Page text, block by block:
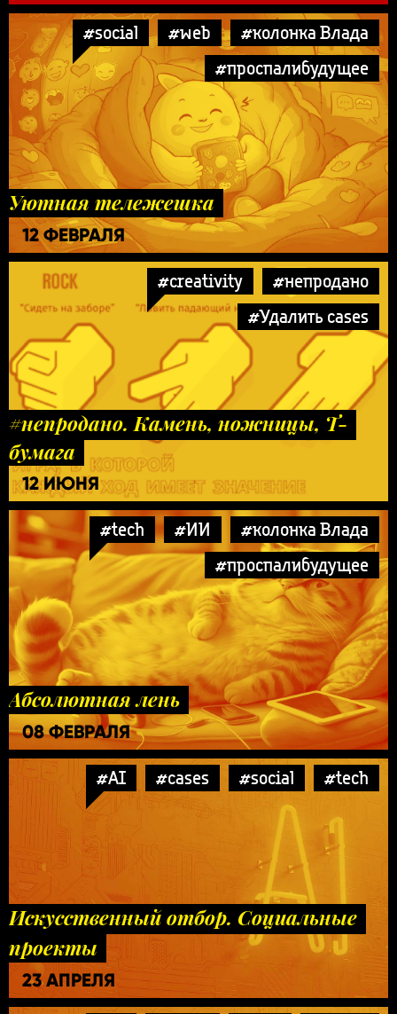
#social #web
#колонка Влада
#проспалибудущее
Уютная тележешка
12 ФЕВРАЛЯ
#creativity
#непродано
#Удалить cases
#непродано. Камень, ножницы, Т-
бумага
12 ИЮНЯ
#tech #ИИ
#колонка Влада
#проспалибудущее
Абсолютная лень
08 ФЕВРАЛЯ
#AI #cases #social #tech
Искусственный отбор. Социальные
проекты
23 АПРЕЛЯ